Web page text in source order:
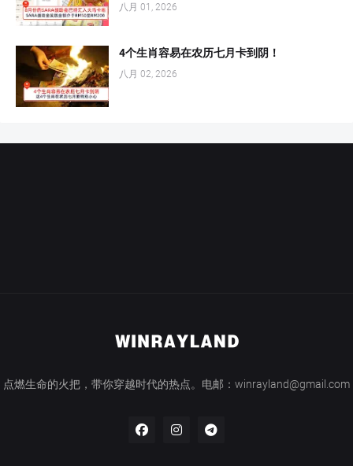
八月 01, 2026
4个生肖容易在农历七月卡到阴！
八月 02, 2026
点燃生命的火把，带你穿越时代的热点。电邮：winrayland@gmail.com